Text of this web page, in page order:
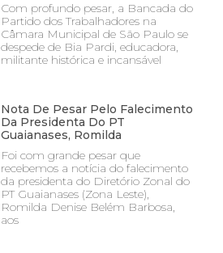
Com profundo pesar, a Bancada do
Partido dos Trabalhadores na
Câmara Municipal de São Paulo se
despede de Bia Pardi, educadora,
militante histórica e incansável
Nota De Pesar Pelo Falecimento
Da Presidenta Do PT
Guaianases, Romilda
Foi com grande pesar que
recebemos a notícia do falecimento
da presidenta do Diretório Zonal do
PT Guaianases (Zona Leste),
Romilda Denise Belém Barbosa,
aos